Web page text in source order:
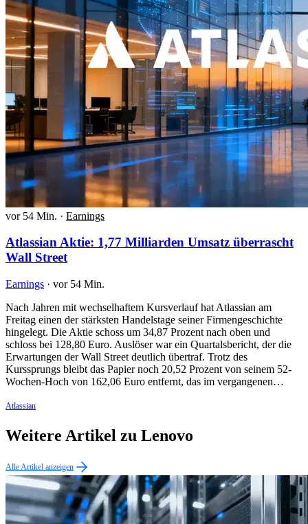
vor 54 Min. · Earnings
Atlassian Aktie: 1,77 Milliarden Umsatz überrascht
Wall Street
Earnings · vor 54 Min.
Nach Jahren mit wechselhaftem Kursverlauf hat Atlassian am
Freitag einen der stärksten Handelstage seiner Firmengeschichte
hingelegt. Die Aktie schoss um 34,87 Prozent nach oben und
schloss bei 128,80 Euro. Auslöser war ein Quartalsbericht, der die
Erwartungen der Wall Street deutlich übertraf. Trotz des
Kurssprungs bleibt das Papier noch 20,52 Prozent von seinem 52-
Wochen-Hoch von 162,06 Euro entfernt, das im vergangenen…
Atlassian
Weitere Artikel zu Lenovo
Alle Artikel anzeigen